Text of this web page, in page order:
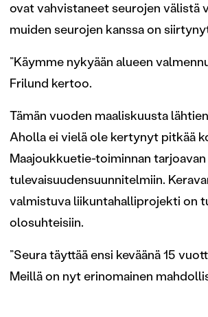
ovat vahvistaneet seurojen välistä
muiden seurojen kanssa on
”Käymme nykyään alueen
Frilund kertoo.
Tämän vuoden maaliskuusta
Aholla ei vielä ole kertynyt pitkää
Maajoukkuetie-toiminnan
tulevaisuudensuunnitelmiin.
valmistuva liikuntahalliprojekti on
olosuhteisiin.
”Seura täyttää ensi keväänä 15
Meillä on nyt erinomainen